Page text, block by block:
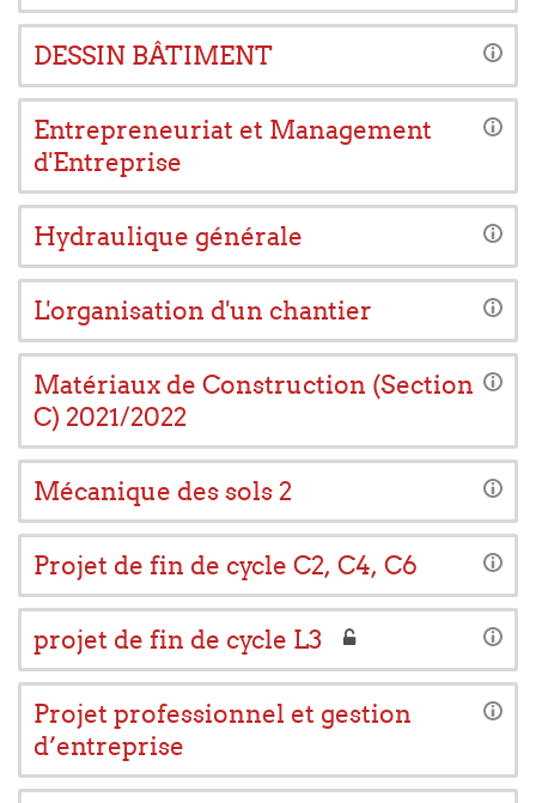
DESSIN BÂTIMENT
Entrepreneuriat et Management
d'Entreprise
Hydraulique générale
L'organisation d'un chantier
Matériaux de Construction (Section
C) 2021/2022
Mécanique des sols 2
Projet de fin de cycle C2, C4, C6
projet de fin de cycle L3
Projet professionnel et gestion
d’entreprise